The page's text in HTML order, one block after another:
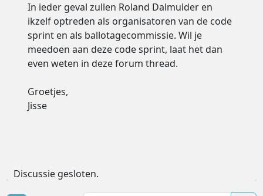
In ieder geval zullen Roland Dalmulder en
ikzelf optreden als organisatoren van de code
sprint en als ballotagecommissie. Wil je
meedoen aan deze code sprint, laat het dan
even weten in deze forum thread.
Groetjes,
Jisse
Discussie gesloten.